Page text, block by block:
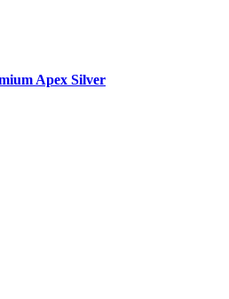
Apex Silver